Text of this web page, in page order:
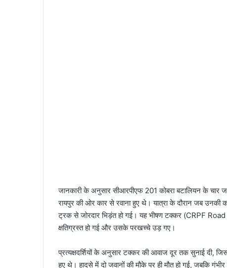
जानकारी के अनुसार सीआरपीएफ 201 कोबरा बटालियन के चार
रायपुर की ओर कार से रवाना हुए थे। यात्रा के दौरान जब
ट्रक से जोरदार भिड़ंत हो गई। यह भीषण टक्कर (CRPF
क्षतिग्रस्त हो गई और उसके परखच्चे उड़ गए।
प्रत्यक्षदर्शियों के अनुसार टक्कर की आवाज दूर तक सुनाई दी,
हुए थे। हादसे में दो जवानों की मौके पर ही मौत हो गई, जबकि